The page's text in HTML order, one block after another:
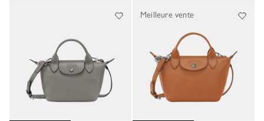
Meilleure vente